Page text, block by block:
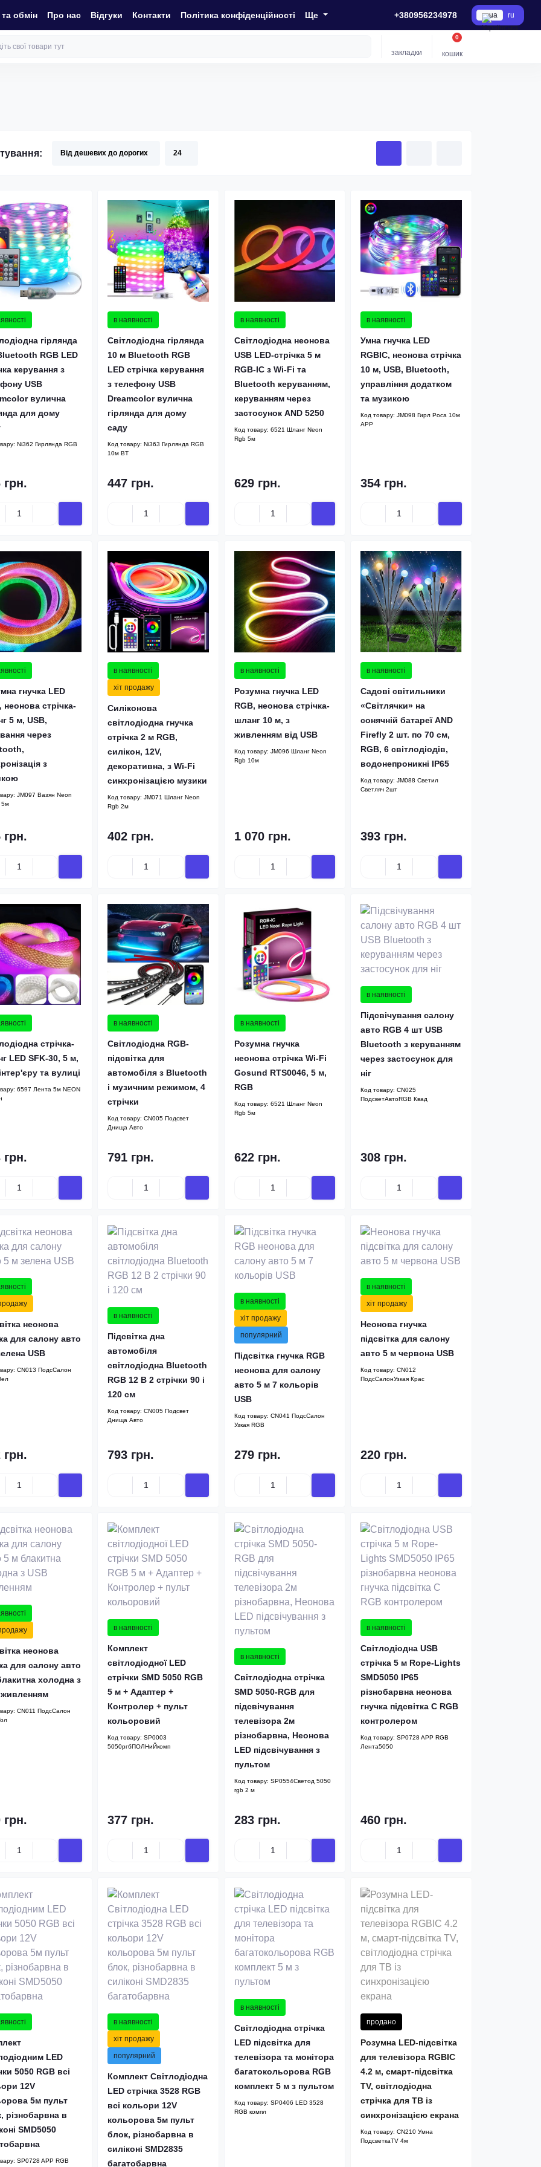
обмін Про нас Відгуки Контакти Політика конфіденційності Ще +380956234978 ua ru
закладки кошик
0
гірлянда
RGB LED
керування з
USB
вулична
для дому
Ni362 Гирлянда RGB
грн.
в наявності
Світлодіодна гірлянда
10 м Bluetooth RGB
LED стрічка керування
з телефону USB
Dreamcolor вулична
гірлянда для дому
саду
Код товару: Ni363 Гирлянда RGB
10м BT
447 грн.
в наявності
Світлодіодна неонова
USB LED-стрічка 5 м
RGB-IC з Wi-Fi та
Bluetooth керуванням,
керуванням через
застосунок AND 5250
Код товару: 6521 Шланг Neon
Rgb 5м
629 грн.
в наявності
Умна гнучка LED
RGBIC, неонова стрічка
10 м, USB, Bluetooth,
управління додатком
та музикою
Код товару:JM098 Гирл Роса 10м
APP
354 грн.
гнучка LED
неонова стрічка-
5 м, USB,
через
з
JM097 Вазян Neon
5м
грн.
в наявності
хіт продажу
Силіконова
світлодіодна гнучка
стрічка 2 м RGB,
силікон, 12V,
декоративна, з Wi-Fi
синхронізацією музики
Код товару: JM071 Шланг Neon
Rgb 2м
402 грн.
в наявності
Розумна гнучка LED
RGB, неонова стрічка-
шланг 10 м, з
живленням від USB
Код товару: JM096 Шланг Neon
Rgb 10м
1 070 грн.
в наявності
Садові світильники
«Світлячки» на
сонячній батареї AND
Firefly 2 шт. по 70 см,
RGB, 6 світлодіодів,
водонепроникні IP65
Код товару:JM088 Светил
Светляч 2шт
393 грн.
стрічка-
LED SFK-30, 5 м,
та вулиці
6597 Лента 5м NEON
грн.
в наявності
Світлодіодна RGB-
підсвітка для
автомобіля з Bluetooth
і музичним режимом, 4
стрічки
Код товару: CN005 Подсвет
Днища Авто
791 грн.
в наявності
Розумна гнучка
неонова стрічка Wi-Fi
Gosund RTS0046, 5 м,
RGB
Код товару: 6521 Шланг Neon
Rgb 5м
622 грн.
в наявності
Підсвічування салону
авто RGB 4 шт USB
Bluetooth з керуванням
через застосунок для
ніг
Код товару:CN025
ПодсветАвтоRGB Квад
308 грн.
неонова
для салону авто
USB
CN013 ПодсСалон
грн.
в наявності
Підсвітка дна
автомобіля
світлодіодна Bluetooth
RGB 12 В 2 стрічки 90 і
120 см
Код товару: CN005 Подсвет
Днища Авто
793 грн.
в наявності
хіт продажу
популярний
Підсвітка гнучка RGB
неонова для салону
авто 5 м 7 кольорів
USB
Код товару: CN041 ПодсСалон
Узкая RGB
279 грн.
в наявності
хіт продажу
Неонова гнучка
підсвітка для салону
авто 5 м червона USB
Код товару:CN012
ПодсСалонУзкая Крас
220 грн.
неонова
для салону авто
холодна з
живленням
CN011 ПодсСалон
грн.
в наявності
Комплект
світлодіодної LED
стрічки SMD 5050 RGB
5 м + Адаптер +
Контролер + пульт
кольоровий
Код товару: SP0003
5050ргбПОЛНиЙкомп
377 грн.
в наявності
Світлодіодна стрічка
SMD 5050-RGB для
підсвічування
телевізора 2м
різнобарвна, Неонова
LED підсвічування з
пультом
Код товару: SP0554Cветод 5050
rgb 2 м
283 грн.
в наявності
Світлодіодна USB
стрічка 5 м Rope-Lights
SMD5050 IP65
різнобарвна неонова
гнучка підсвітка C RGB
контролером
Код товару:SP0728 APP RGB
Лента5050
460 грн.
LED
5050 RGB всі
12V
5м пульт
різнобарвна в
SMD5050
SP0728 APP RGB
в наявності
хіт продажу
популярний
Комплект Світлодіодна
LED стрічка 3528 RGB
всі кольори 12V
кольорова 5м пульт
блок, різнобарвна в
силіконі SMD2835
багатобарвна
в наявності
Світлодіодна стрічка
LED підсвітка для
телевізора та монітора
багатокольорова RGB
комплект 5 м з пультом
Код товару: SP0406 LED 3528
RGB компл
продано
Розумна LED-підсвітка
для телевізора RGBIC
4.2 м, смарт-підсвітка
TV, світлодіодна
стрічка для ТВ із
синхронізацією екрана
Код товару:CN210 Умна
ПодсветкаTV 4м